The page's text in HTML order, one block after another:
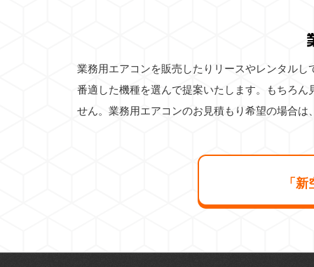
業務用エアコンを販売したりリースやレンタル
番適した機種を選んで提案いたします。もちろ
せん。業務用エアコンのお見積もり希望の場合
「